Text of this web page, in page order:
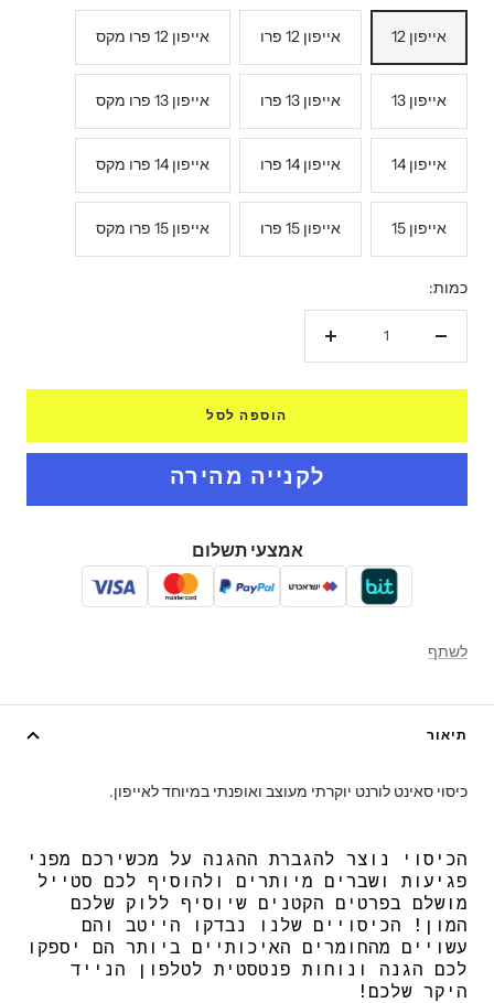
אייפון 12 אייפון 12 פרו אייפון 12 פרו מקס
אייפון 13 אייפון 13 פרו אייפון 13 פרו מקס
אייפון 14 אייפון 14 פרו אייפון 14 פרו מקס
אייפון 15 אייפון 15 פרו אייפון 15 פרו מקס
כמות:
הגדל
הוספה לסל
אמצעי תשלום
לשתף
תיאור
כיסוי סאינט לורנט יוקרתי מעוצב ואופנתי במיוחד לאייפון.
הכיסוי נוצר להגברת ההגנה על מכשירכם מפני
פגיעות ושברים מיותרים ולהוסיף לכם סטייל
מושלם בפרטים הקטנים שיוסיף ללוק שלכם
המון! הכיסויים שלנו נבדקו הייטב והם
עשויים מהחומרים האיכותיים ביותר הם יספקו
לכם הגנה ונוחות פנטסטית לטלפון הנייד
היקר שלכם!